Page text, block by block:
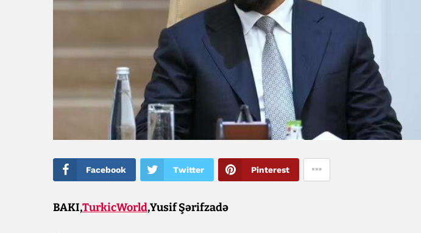
Facebook Twitter Pinterest
BAKI,TurkicWorld,Yusif Şərifzadə